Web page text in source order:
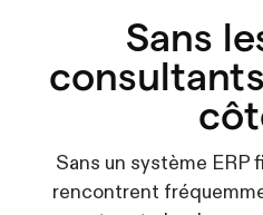
Sans
Sans un système ERP
rencontrent